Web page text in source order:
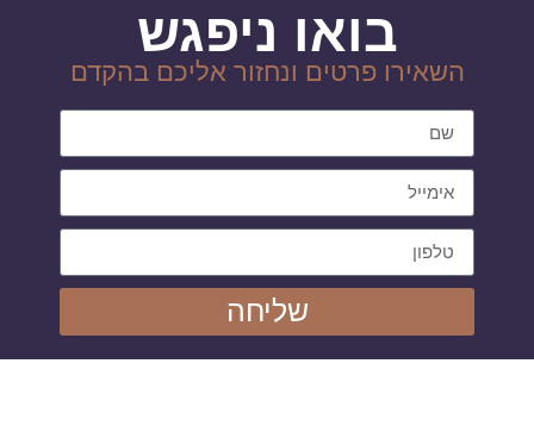
בואו ניפגש
השאירו פרטים ונחזור אליכם בהקדם
שליחה